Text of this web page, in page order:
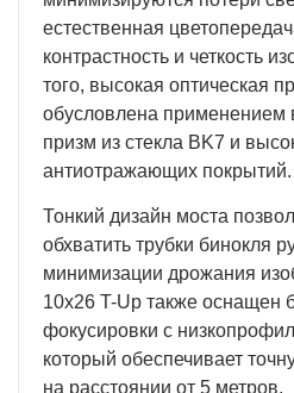
естественная
контрастность и четкость
того, высокая оптическая
обусловлена применением
призм из стекла BK7 и
антиотражающих покрытий.
Тонкий дизайн моста
обхватить трубки бинокля
минимизации дрожания
10x26 T-Up также оснащен
фокусировки с
который обеспечивает
на расстоянии от 5 метров.